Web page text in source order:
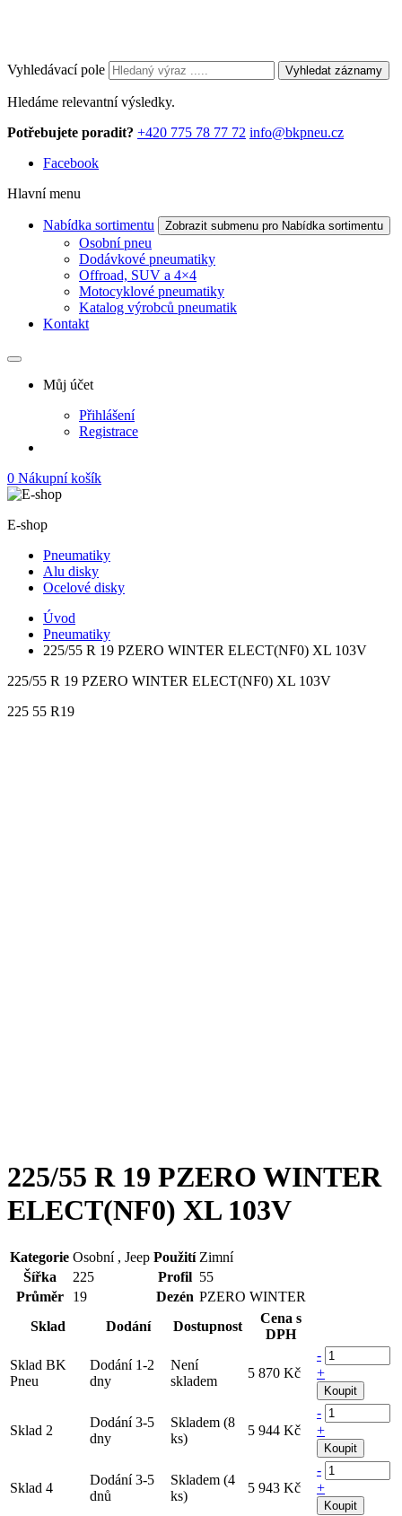
Vyhledávací pole Vyhledat záznamy
Hledáme relevantní výsledky.
Potřebujete poradit? +420 775 78 77 72 info@bkpneu.cz
Facebook
Hlavní menu
Nabídka sortimentu Zobrazit submenu pro Nabídka sortimentu
Osobní pneu
Dodávkové pneumatiky
Offroad, SUV a 4×4
Motocyklové pneumatiky
Katalog výrobců pneumatik
Kontakt
Můj účet
Přihlášení
Registrace
0 Nákupní košík
E-shop
Pneumatiky
Alu disky
Ocelové disky
Úvod
Pneumatiky
225/55 R 19 PZERO WINTER ELECT(NF0) XL 103V
225/55 R 19 PZERO WINTER ELECT(NF0) XL 103V
225 55 R19
225/55 R 19 PZERO WINTER
ELECT(NF0) XL 103V
Kategorie Osobní , Jeep Použití Zimní
Šířka
225 Profil 55
Průměr
19 Dezén PZERO WINTER
Sklad
Dodání Dostupnost
Cena s
DPH
Sklad BK
Pneu
Dodání 1-2
dny
Není
skladem
5 870 Kč
-
+
Koupit
Sklad 2
Dodání 3-5
dny
Skladem (8
ks)
5 944 Kč
-
+
Koupit
Sklad 4
Dodání 3-5
dnů
Skladem (4
ks)
5 943 Kč
-
+
Koupit